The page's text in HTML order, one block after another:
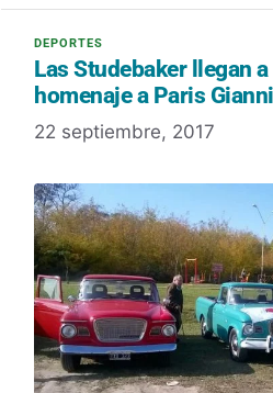
Las Studebaker llegan
homenaje a Paris
22 septiembre, 2017